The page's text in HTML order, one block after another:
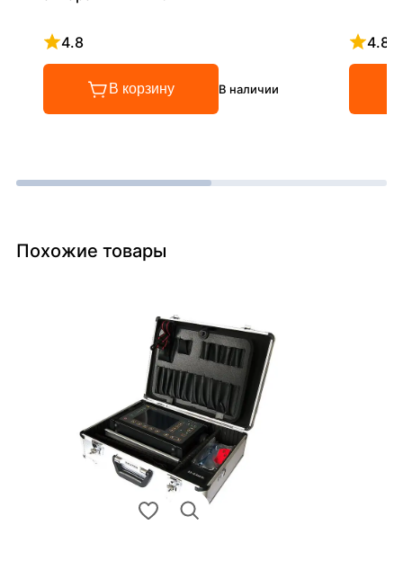
4.8
Рейтинг 4.8 из 5
В корзину В наличии
4.8
Похожие товары